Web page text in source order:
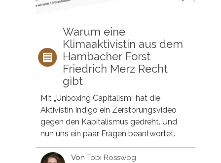
Warum eine
Klimaaktivistin aus dem
Hambacher Forst
Friedrich Merz Recht
gibt
Mit „Unboxing Capitalism“ hat die
Aktivistin Indigo ein Zerstörungsvideo
gegen den Kapitalismus gedreht. Und
nun uns ein paar Fragen beantwortet.
VonTobi Rosswog